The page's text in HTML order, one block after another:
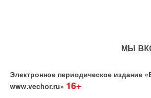
МЫ
Электронное периодическое издание
www.vechor.ru» 16+